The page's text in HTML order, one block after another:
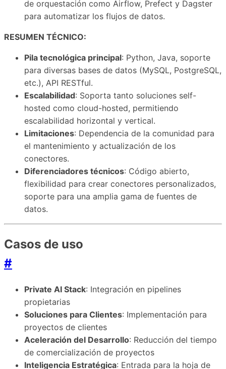
de orquestación como Airflow, Prefect y Dagster
para automatizar los flujos de datos.
RESUMEN TÉCNICO:
Pila tecnológica principal: Python, Java, soporte
para diversas bases de datos (MySQL, PostgreSQL,
etc.), API RESTful.
Escalabilidad: Soporta tanto soluciones self-
hosted como cloud-hosted, permitiendo
escalabilidad horizontal y vertical.
Limitaciones: Dependencia de la comunidad para
el mantenimiento y actualización de los
conectores.
Diferenciadores técnicos: Código abierto,
flexibilidad para crear conectores personalizados,
soporte para una amplia gama de fuentes de
datos.
Casos de uso
#
Private AI Stack: Integración en pipelines
propietarias
Soluciones para Clientes: Implementación para
proyectos de clientes
Aceleración del Desarrollo: Reducción del tiempo
de comercialización de proyectos
Inteligencia Estratégica: Entrada para la hoja de